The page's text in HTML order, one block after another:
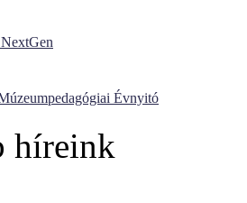
Évnyitó
híreink